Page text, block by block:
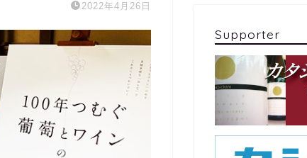
2022年4月26日
Supporter